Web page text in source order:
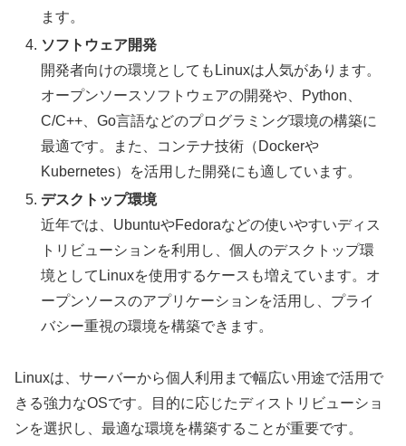
ます。
ソフトウェア開発
開発者向けの環境としてもLinuxは人気があります。
オープンソースソフトウェアの開発や、Python、
C/C++、Go言語などのプログラミング環境の構築に
最適です。また、コンテナ技術（Dockerや
Kubernetes）を活用した開発にも適しています。
デスクトップ環境
近年では、UbuntuやFedoraなどの使いやすいディス
トリビューションを利用し、個人のデスクトップ環
境としてLinuxを使用するケースも増えています。オ
ープンソースのアプリケーションを活用し、プライ
バシー重視の環境を構築できます。
Linuxは、サーバーから個人利用まで幅広い用途で活用で
きる強力なOSです。目的に応じたディストリビューショ
ンを選択し、最適な環境を構築することが重要です。